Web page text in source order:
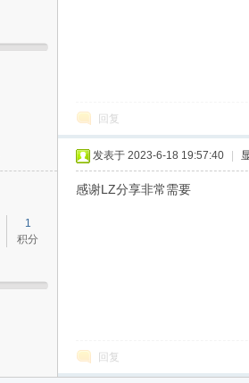
回复
1
积分
发表于 2023-6-18 19:57:40
感谢LZ分享非常需要
回复